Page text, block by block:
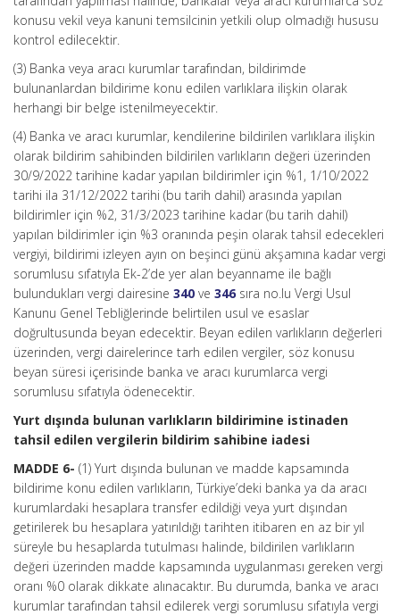
konusu vekil veya kanuni temsilcinin yetkili olup olmadığı hususu
kontrol edilecektir.
(3) Banka veya aracı kurumlar tarafından, bildirimde
bulunanlardan bildirime konu edilen varlıklara ilişkin olarak
herhangi bir belge istenilmeyecektir.
(4) Banka ve aracı kurumlar, kendilerine bildirilen varlıklara ilişkin
olarak bildirim sahibinden bildirilen varlıkların değeri üzerinden
30/9/2022 tarihine kadar yapılan bildirimler için %1, 1/10/2022
tarihi ila 31/12/2022 tarihi (bu tarih dahil) arasında yapılan
bildirimler için %2, 31/3/2023 tarihine kadar (bu tarih dahil)
yapılan bildirimler için %3 oranında peşin olarak tahsil edecekleri
vergiyi, bildirimi izleyen ayın on beşinci günü akşamına kadar vergi
sorumlusu sıfatıyla Ek-2’de yer alan beyanname ile bağlı
bulundukları vergi dairesine 340 ve 346 sıra no.lu Vergi Usul
Kanunu Genel Tebliğlerinde belirtilen usul ve esaslar
doğrultusunda beyan edecektir. Beyan edilen varlıkların değerleri
üzerinden, vergi dairelerince tarh edilen vergiler, söz konusu
beyan süresi içerisinde banka ve aracı kurumlarca vergi
sorumlusu sıfatıyla ödenecektir.
Yurt dışında bulunan varlıkların bildirimine istinaden
tahsil edilen vergilerin bildirim sahibine iadesi
MADDE 6- (1) Yurt dışında bulunan ve madde kapsamında
bildirime konu edilen varlıkların, Türkiye’deki banka ya da aracı
kurumlardaki hesaplara transfer edildiği veya yurt dışından
getirilerek bu hesaplara yatırıldığı tarihten itibaren en az bir yıl
süreyle bu hesaplarda tutulması halinde, bildirilen varlıkların
değeri üzerinden madde kapsamında uygulanması gereken vergi
oranı %0 olarak dikkate alınacaktır. Bu durumda, banka ve aracı
kurumlar tarafından tahsil edilerek vergi sorumlusu sıfatıyla vergi